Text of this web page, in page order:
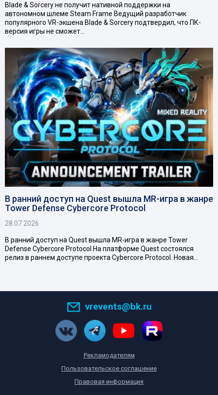
Blade & Sorcery не получит нативной поддержки на
автономном шлеме Steam Frame Ведущий разработчик
популярного VR-экшена Blade & Sorcery подтвердил, что ПК-
версия игры не сможет…
В ранний доступ на Quest вышла MR-игра в жанре
Tower Defense Cybercore Protocol
28.07.2026
В ранний доступ на Quest вышла MR-игра в жанре Tower
Defense Cybercore Protocol На платформе Quest состоялся
релиз в раннем доступе проекта Cybercore Protocol. Новая…
vrevents@bk.ru
Рекламодателям
Пользовательское соглашение
Правовая информация